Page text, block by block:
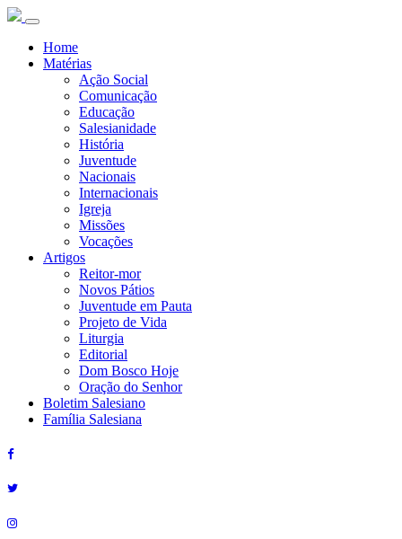
Home
Matérias
Ação Social
Comunicação
Educação
Salesianidade
História
Juventude
Nacionais
Internacionais
Igreja
Missões
Vocações
Artigos
Reitor-mor
Novos Pátios
Juventude em Pauta
Projeto de Vida
Liturgia
Editorial
Dom Bosco Hoje
Oração do Senhor
Boletim Salesiano
Família Salesiana